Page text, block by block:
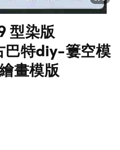
型染版
特diy-簍空模
畫模版